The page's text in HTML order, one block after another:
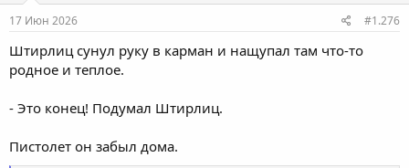
е
м
з
н
и
17 Июн 2026 #1.276
Штирлиц сунул руку в карман и нащупал там что-то
родное и теплое.
- Это конец! Подумал Штирлиц.
Пистолет он забыл дома.